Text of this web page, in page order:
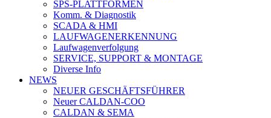
SPS-PLATTFORMEN
Komm. & Diagnostik
SCADA & HMI
LAUFWAGENERKENNUNG
Laufwagenverfolgung
SERVICE, SUPPORT & MONTAGE
Diverse Info
NEWS
NEUER GESCHÄFTSFÜHRER
Neuer CALDAN-COO
CALDAN & SEMA